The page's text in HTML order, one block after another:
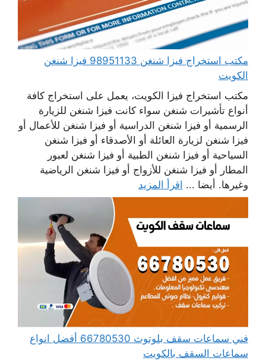
مكتب استخراج فيزا شنغن 98951133 فيزا شنغن
الكويت
مكتب استخراج فيزا الكويت، يعمل على استخراج كافة
أنواع تأشيرات شنغن سواء كانت فيزا شنغن للزيارة
الرسمية أو فيزا شنغن الدراسية أو فيزا شنغن للأعمال أو
فيزا شنغن لزيارة العائلة أو الأصدقاء أو فيزا شنغن
السياحية أو فيزا شنغن الطبية أو فيزا شنغن لعبور
المطار أو فيزا شنغن للأزواج أو فيزا شنغن الرياضية
وغيرها. أيضا ... اقرأ المزيد
فني سماعات سقف بلوتوث 66780530 أفضل انواع
سماعات السقف بالكويت